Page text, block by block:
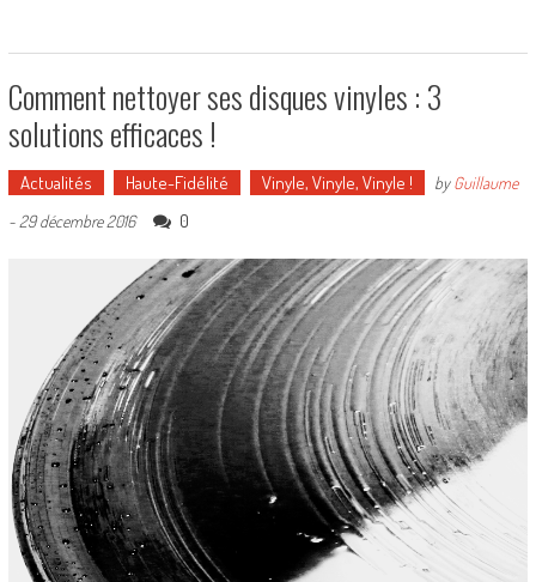
Comment nettoyer ses disques vinyles : 3
solutions efficaces !
Actualités Haute-Fidélité Vinyle, Vinyle, Vinyle ! byGuillaume
- 29 décembre 2016 0